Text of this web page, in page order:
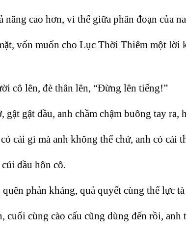
năng cao hơn, vì thế giữa phân đoạn của
vốn muốn cho Lục Thời Thiêm một
cô lên, đè thân lên, “Đừng lên tiếng!”
gật gật đầu, anh chầm chậm buông tay
cái gì mà anh không thể chứ, anh có cái
đầu hôn cô.
phản kháng, quả quyết cùng thế lực
cuối cùng cào cấu cũng dùng đến rồi,